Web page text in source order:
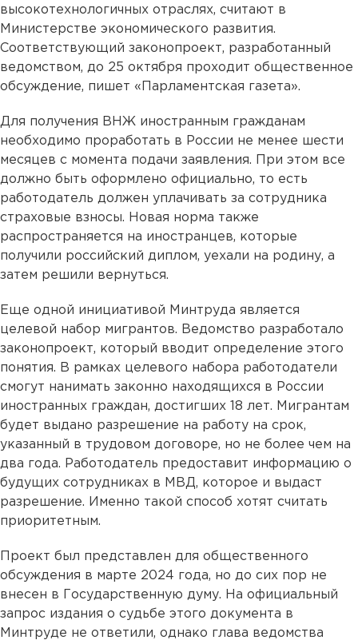
высокотехнологичных отраслях, считают в
Министерстве экономического развития.
Соответствующий законопроект, разработанный
ведомством, до 25 октября проходит общественное
обсуждение, пишет «Парламентская газета».
Для получения ВНЖ иностранным гражданам
необходимо проработать в России не менее шести
месяцев с момента подачи заявления. При этом все
должно быть оформлено официально, то есть
работодатель должен уплачивать за сотрудника
страховые взносы. Новая норма также
распространяется на иностранцев, которые
получили российский диплом, уехали на родину, а
затем решили вернуться.
Еще одной инициативой Минтруда является
целевой набор мигрантов. Ведомство разработало
законопроект, который вводит определение этого
понятия. В рамках целевого набора работодатели
смогут нанимать законно находящихся в России
иностранных граждан, достигших 18 лет. Мигрантам
будет выдано разрешение на работу на срок,
указанный в трудовом договоре, но не более чем на
два года. Работодатель предоставит информацию о
будущих сотрудниках в МВД, которое и выдаст
разрешение. Именно такой способ хотят считать
приоритетным.
Проект был представлен для общественного
обсуждения в марте 2024 года, но до сих пор не
внесен в Государственную думу. На официальный
запрос издания о судьбе этого документа в
Минтруде не ответили, однако глава ведомства